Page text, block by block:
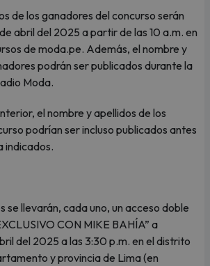
de los ganadores del concurso serán
abril del 2025 a partir de las 10 a.m. en
de moda.pe. Además, el nombre y
podrán ser publicados durante la
Moda.
el nombre y apellidos de los
podrían ser incluso publicados antes
indicados.
se llevarán, cada uno, un acceso doble
CON MIKE BAHÍA” a
del 2025 a las 3:30 p.m. en el distrito
y provincia de Lima (en